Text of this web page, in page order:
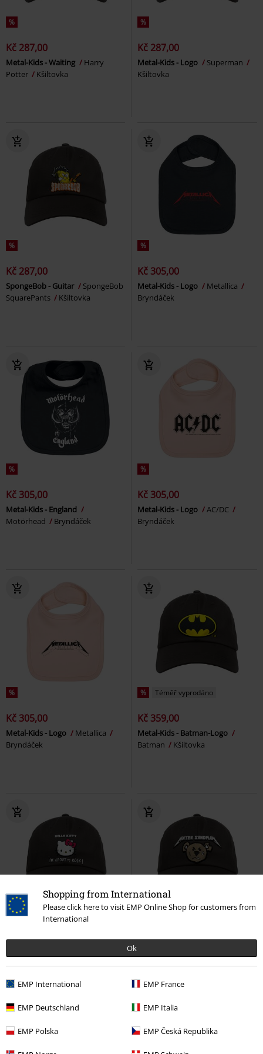
Shopping from International
Please click here to visit EMP Online Shop for customers from
International
Ok
EMP International EMP France
EMP Deutschland EMP Italia
EMP Polska EMP Česká Republika
%
Kč 287,00
Metal-Kids - Waiting
Harry
Potter
Kšiltovka
%
Kč 287,00
Metal-Kids - Logo
Superman
Kšiltovka
%
Kč 287,00
SpongeBob - Guitar
SpongeBob
SquarePants
Kšiltovka
%
Kč 305,00
Metal-Kids - Logo
Metallica
Bryndáček
%
Kč 305,00
Metal-Kids - England
Motörhead
Bryndáček
%
Kč 305,00
Metal-Kids - Logo
AC/DC
Bryndáček
%
Kč 305,00
Metal-Kids - Logo
Metallica
Bryndáček
% Téměř vyprodáno
Kč 359,00
Metal-Kids - Batman-Logo
Batman
Kšiltovka
% Téměř vyprodáno
Kč 359,00
Metal-Kids - I'm about to rock
Hello Kitty
Kšiltovka
Kč 359,00
Metal-Kids - Enter Sandman
Slogans
Kšiltovka